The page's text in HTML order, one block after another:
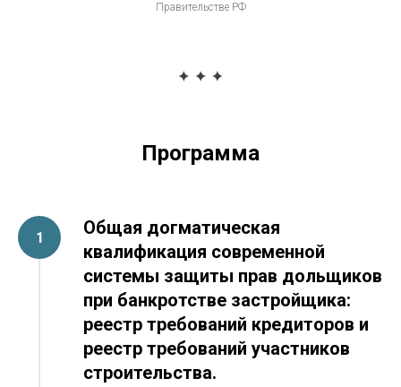
Правительстве РФ
Программа
Общая догматическая
квалификация современной
системы защиты прав дольщиков
при банкротстве застройщика:
реестр требований кредиторов и
реестр требований участников
строительства.